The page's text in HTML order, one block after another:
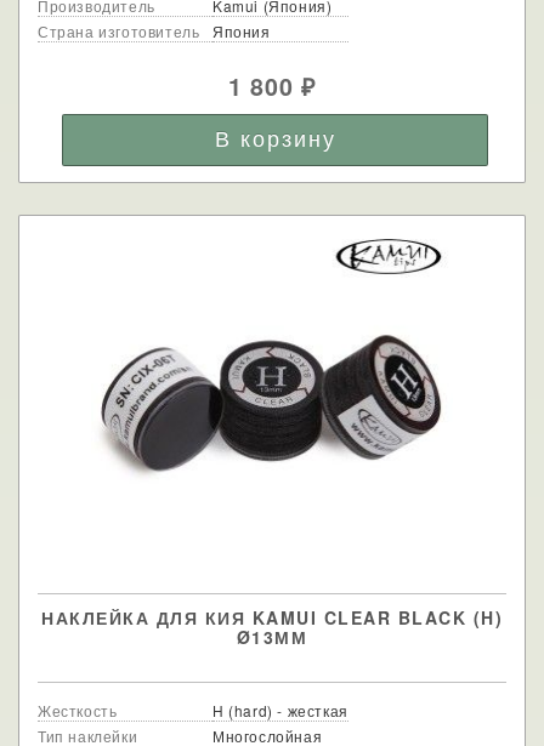
Производитель
Kamui (Япония)
Страна изготовитель
Япония
1 800₽
НАКЛЕЙКА ДЛЯ КИЯ KAMUI CLEAR BLACK (H)
Ø13ММ
Жесткость
H (hard) - жесткая
Тип наклейки
Многослойная